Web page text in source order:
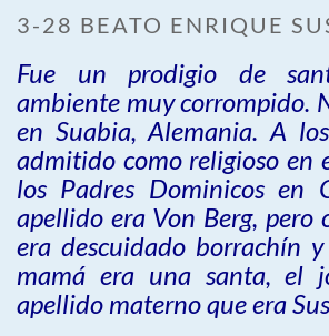
3-28 BEATO ENRIQUE
Fue un prodigio de
ambiente muy corrompido.
en Suabia, Alemania. A
admitido como religioso en
los Padres Dominicos en
apellido era Von Berg, pero
era descuidado borrachín
mamá era una santa, el
apellido materno que era